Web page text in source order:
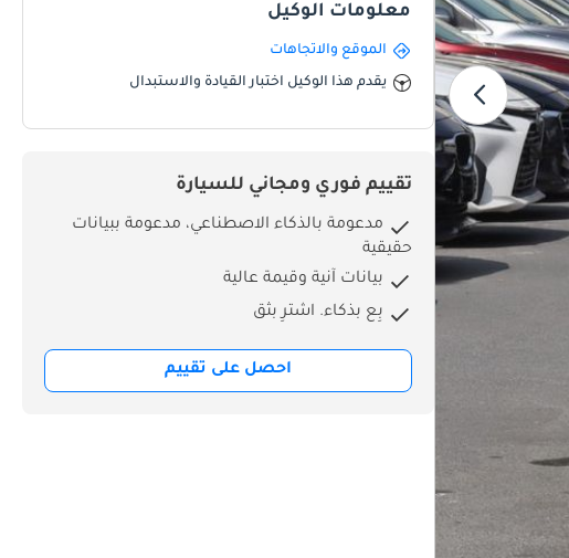
معلومات الوكيل
الموقع والاتجاهات
يقدم هذا الوكيل اختبار القيادة والاستبدال
تقييم فوري ومجاني للسيارة
مدعومة بالذكاء الاصطناعي، مدعومة ببيانات
حقيقية
بيانات آنية وقيمة عالية
بِع بذكاء. اشترِ بثق
احصل على تقييم